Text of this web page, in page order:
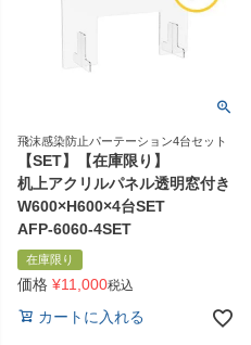
飛沫感染防止パーテーション4台セット
【SET】【在庫限り】
机上アクリルパネル透明窓付き
W600×H600×4台SET
AFP-6060-4SET
在庫限り
価格 ¥11,000税込
カートに入れる